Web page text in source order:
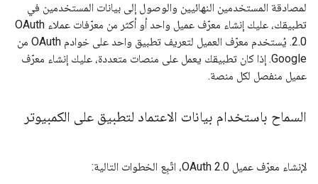
لمصادقة المستخدمين النهائيين والوصول إلى بيانات المستخدمين في
تطبيقك، عليك إنشاء معرّف عميل واحد أو أكثر من معرّفات عملاء OAuth
2.0. يُستخدم معرّف العميل لتعريف تطبيق واحد على خوادم OAuth من
Google. إذا كان تطبيقك يعمل على منصات متعددة، عليك إنشاء معرّف
عميل منفصل لكل منصة.
السماح باستخدام بيانات الاعتماد لتطبيق على الكمبيوتر
لإنشاء معرّف عميل OAuth 2.0، اتّبِع الخطوات التالية: